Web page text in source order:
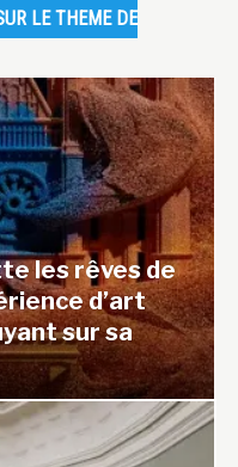
LE THEME DE
les rêves de
d’art
sur sa